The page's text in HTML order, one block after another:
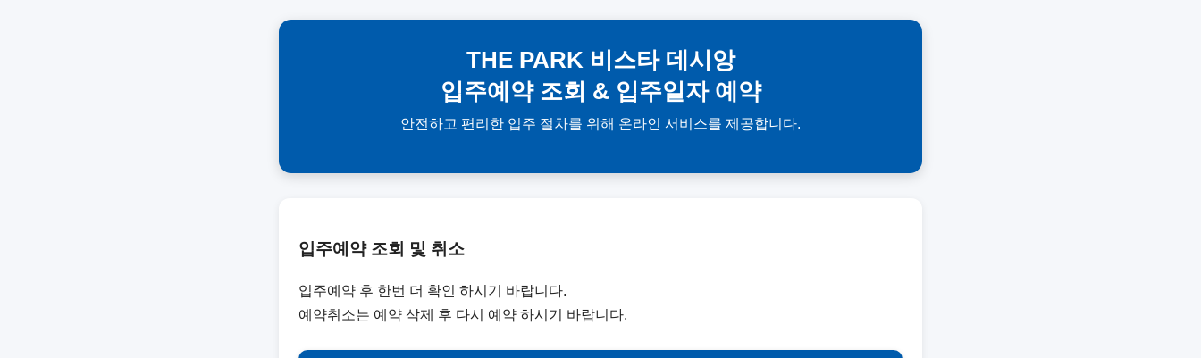
THE PARK 비스타 데시앙
입주예약 조회 & 입주일자 예약
안전하고 편리한 입주 절차를 위해 온라인 서비스를 제공합니다.
입주예약 조회 및 취소
입주예약 후 한번 더 확인 하시기 바랍니다.
예약취소는 예약 삭제 후 다시 예약 하시기 바랍니다.